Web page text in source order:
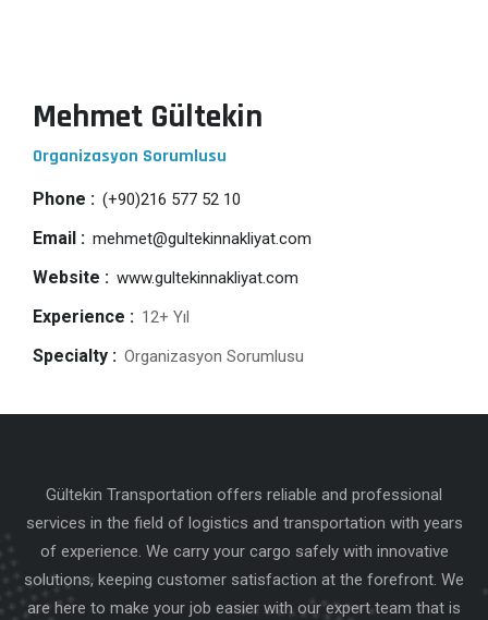
Mehmet Gültekin
Organizasyon Sorumlusu
Phone : (+90)216 577 52 10
Email : mehmet@gultekinnakliyat.com
Website : www.gultekinnakliyat.com
Experience : 12+ Yıl
Specialty : Organizasyon Sorumlusu
Gültekin Transportation offers reliable and professional
services in the field of logistics and transportation with years
of experience. We carry your cargo safely with innovative
solutions, keeping customer satisfaction at the forefront. We
are here to make your job easier with our expert team that is